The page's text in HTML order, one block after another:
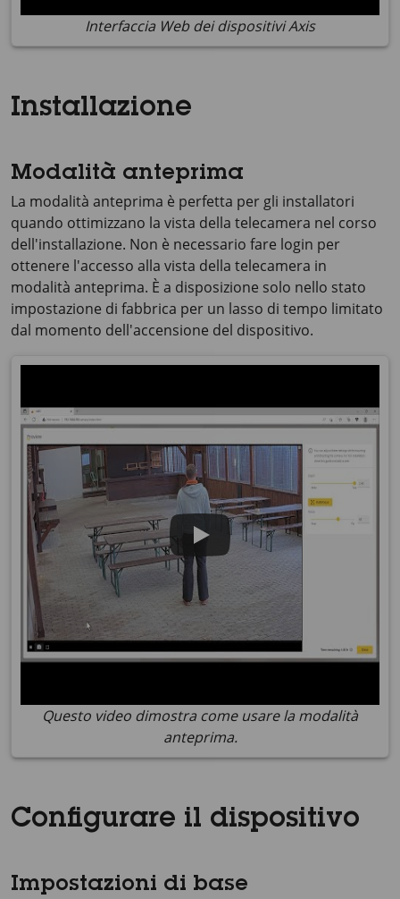
Interfaccia Web dei dispositivi Axis
Installazione
Modalità anteprima
La modalità anteprima è perfetta per gli installatori
quando ottimizzano la vista della telecamera nel corso
dell'installazione. Non è necessario fare login per
ottenere l'accesso alla vista della telecamera in
modalità anteprima. È a disposizione solo nello stato
impostazione di fabbrica per un lasso di tempo limitato
dal momento dell'accensione del dispositivo.
Questo video dimostra come usare la modalità
anteprima.
Configurare il dispositivo
Impostazioni di base